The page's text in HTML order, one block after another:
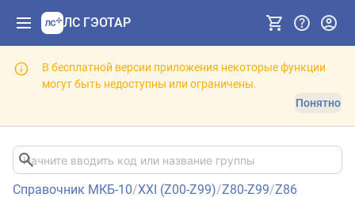
ЛС ГЭОТАР
В бесплатной версии приложения некоторые функции
могут быть недоступны или ограничены.
Понятно
Справочник МКБ-10/XXI (Z00-Z99)/Z80-Z99/Z86